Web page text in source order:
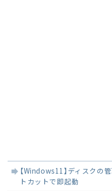
連
【Windows11】ディスクの
トカットで即起動